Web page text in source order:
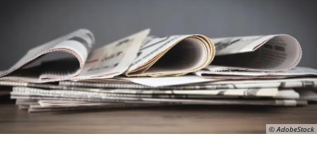
© AdobeStock